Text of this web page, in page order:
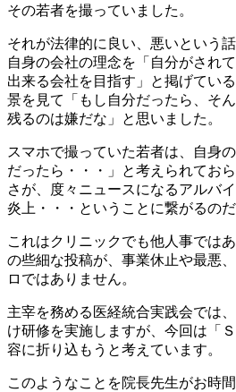
その若者を撮っていました。
それが法律的に良い、悪いという
自身の会社の理念を「自分がされ
出来る会社を目指す」と掲げてい
景を見て「もし自分だったら、そ
残るのは嫌だな」と思いました。
スマホで撮っていた若者は、自身
だったら・・・」と考えられてお
さが、度々ニュースになるアルバ
炎上・・・ということに繋がるのだ
これはクリニックでも他人事では
の些細な投稿が、事業休止や最悪
ロではありません。
主宰を務める医経統合実践会では
け研修を実施しますが、今回は「
容に折り込もうと考えています。
このようなことを院長先生がお時